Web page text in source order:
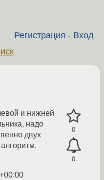
Регистрация - Вход
0
0
и нижней
надо
двух